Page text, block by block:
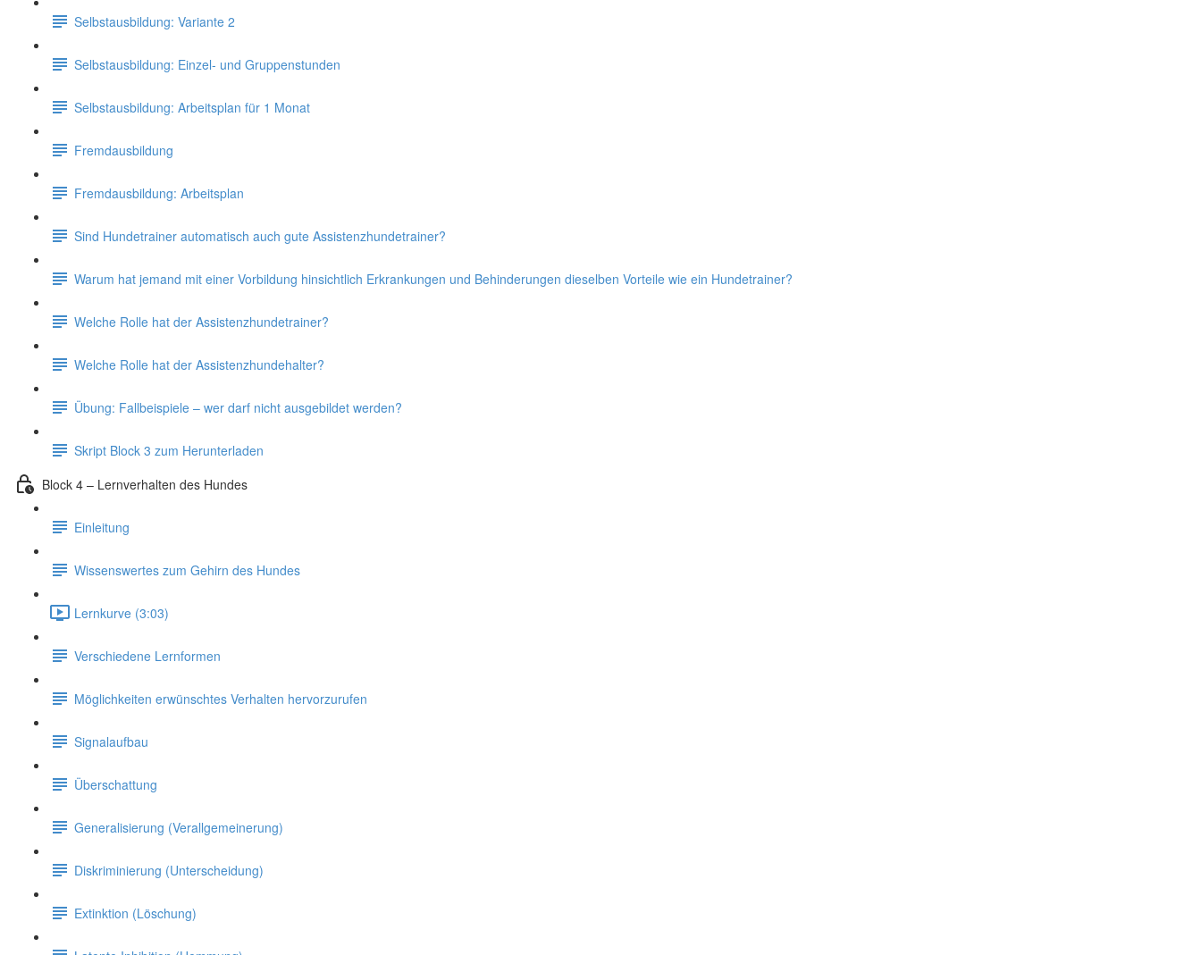
Selbstausbildung: Variante 2
Selbstausbildung: Einzel- und Gruppenstunden
Selbstausbildung: Arbeitsplan für 1 Monat
Fremdausbildung
Fremdausbildung: Arbeitsplan
Sind Hundetrainer automatisch auch gute Assistenzhundetrainer?
Warum hat jemand mit einer Vorbildung hinsichtlich Erkrankungen und Behinderungen dieselben Vorteile wie ein Hundetrainer?
Welche Rolle hat der Assistenzhundetrainer?
Welche Rolle hat der Assistenzhundehalter?
Übung: Fallbeispiele – wer darf nicht ausgebildet werden?
Skript Block 3 zum Herunterladen
Block 4 – Lernverhalten des Hundes
Einleitung
Wissenswertes zum Gehirn des Hundes
Lernkurve (3:03)
Verschiedene Lernformen
Möglichkeiten erwünschtes Verhalten hervorzurufen
Signalaufbau
Überschattung
Generalisierung (Verallgemeinerung)
Diskriminierung (Unterscheidung)
Extinktion (Löschung)